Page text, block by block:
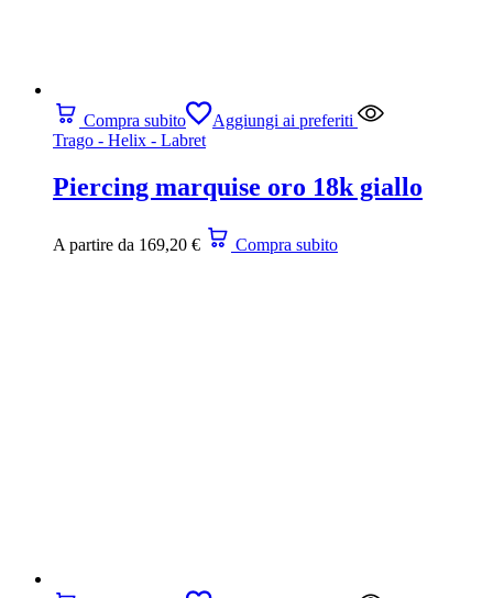
Compra subito
Aggiungi ai preferiti
Trago - Helix - Labret
Piercing marquise oro 18k giallo
A partire da 169,20 € Compra subito